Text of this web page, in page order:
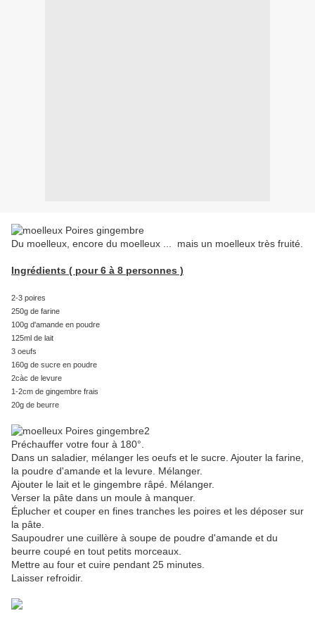
Du moelleux, encore du moelleux ... mais un moelleux très fruité.
Ingrédients ( pour 6 à 8 personnes )
2-3 poires
250g de farine
100g d'amande en poudre
125ml de lait
3 oeufs
160g de sucre en poudre
2càc de levure
1-2cm de gingembre frais
20g de beurre
Préchauffer votre four à 180°.
Dans un saladier, mélanger les oeufs et le sucre. Ajouter la farine,
la poudre d'amande et la levure. Mélanger.
Ajouter le lait et le gingembre râpé. Mélanger.
Verser la pâte dans un moule à manquer.
Éplucher et couper en fines tranches les poires et les déposer sur
la pâte.
Saupoudrer une cuillère à soupe de poudre d'amande et du
beurre coupé en tout petits morceaux.
Mettre au four et cuire pendant 25 minutes.
Laisser refroidir.